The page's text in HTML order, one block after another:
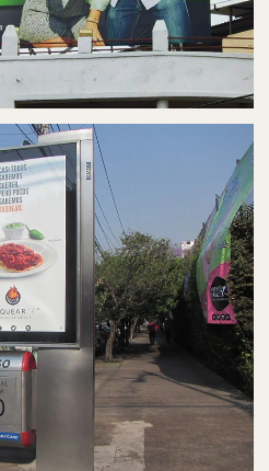
PANORÁMICOS
EN CUERNAVACA